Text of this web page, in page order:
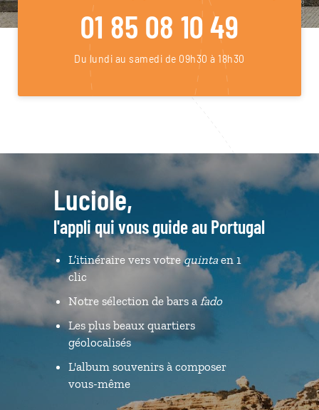
01 85 08 10 49
Du lundi au samedi de 09h30 à 18h30
Luciole,
l'appli qui vous guide au Portugal
L’itinéraire vers votrequintaen 1
clic
Notre sélection de bars a fado
Les plus beaux quartiers
géolocalisés
L'album souvenirs à composer
vous-même